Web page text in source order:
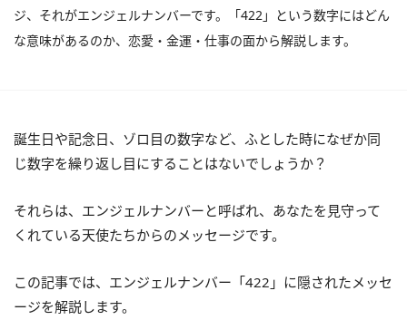
ジ、それがエンジェルナンバーです。「422」という数字にはどん
な意味があるのか、恋愛・金運・仕事の面から解説します。
誕生日や記念日、ゾロ目の数字など、ふとした時になぜか同
じ数字を繰り返し目にすることはないでしょうか？
それらは、エンジェルナンバーと呼ばれ、あなたを見守って
くれている天使たちからのメッセージです。
この記事では、エンジェルナンバー「422」に隠されたメッセ
ージを解説します。